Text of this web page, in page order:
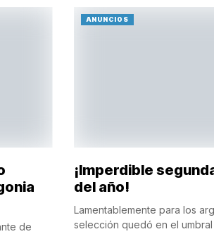
de
ANUNCIOS
¡Imperdible
del año!
Lamentablemente para los
selección quedó en el umbral